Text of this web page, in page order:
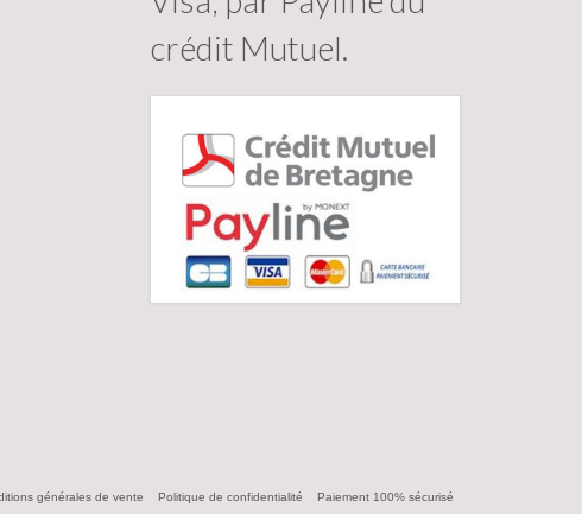
crédit Mutuel.
générales de vente Politique de confidentialité Paiement 100% sécurisé